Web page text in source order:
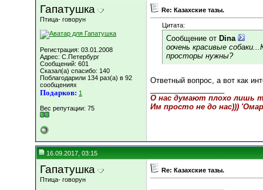
Гапатушка
Птица- говорун
Регистрация: 03.01.2008
Адрес: C.Петербург
Сообщений: 601
Сказал(а) спасибо: 140
Поблагодарили 134 раз(а) в 92
сообщениях
Подарков: 1
Вес репутации: 75
Re: Казахские тазы.
Цитата:
Сообщение от Dina
оочень красивые
просторы нужны?
Ответный вопрос, а вот как
О нас думают плохо лишь
Им просто не до нас)))
16.09.2017, 03:15
Гапатушка
Птица- говорун
Re: Казахские тазы.